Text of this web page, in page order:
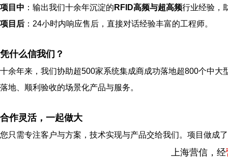
项目中 ：输出我们十余年沉淀的 RFID高频与超高频行业经验，
项目后 ：24小时内响应售后，直接对话经验丰富的工程师。
凭什么信我们？
十余年来，我们协助超500家系统集成商成功落地超800个中大
落地、顺利验收的场景化产品与服务。
合作灵活，一起做大
您只需专注客户与方案，技术实现与产品交给我们。项目做成
上海营信，经